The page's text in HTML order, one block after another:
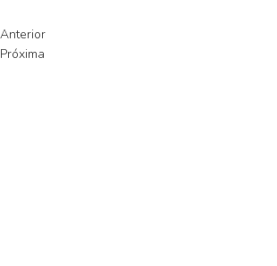
Anterior
Próxima